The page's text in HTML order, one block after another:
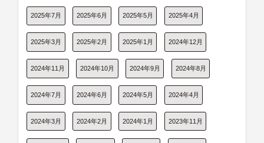
2025年7月 2025年6月 2025年5月 2025年4月
2025年3月 2025年2月 2025年1月 2024年12月
2024年11月 2024年10月 2024年9月 2024年8月
2024年7月 2024年6月 2024年5月 2024年4月
2024年3月 2024年2月 2024年1月 2023年11月